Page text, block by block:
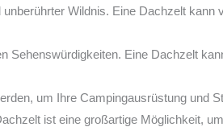
Wildnis. Eine Dachzelt kann
Sehenswürdigkeiten. Eine Dachzelt
um Ihre Campingausrüstung und
ist eine großartige Möglichkeit,